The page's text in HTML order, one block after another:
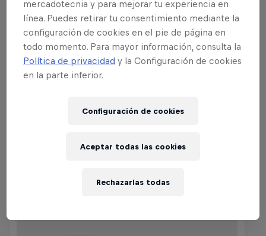
año pasado, podemos esperar que el
evento en Davos sea más emocionante
que nunca.
mercadotecnia y para mejorar tu experiencia en
línea. Puedes retirar tu consentimiento mediante la
configuración de cookies en el pie de página en
todo momento. Para mayor información, consulta la
Política de privacidad y la Configuración de cookies
en la parte inferior.
Configuración de cookies
Rechazarlas todas
Aceptar todas las cookies